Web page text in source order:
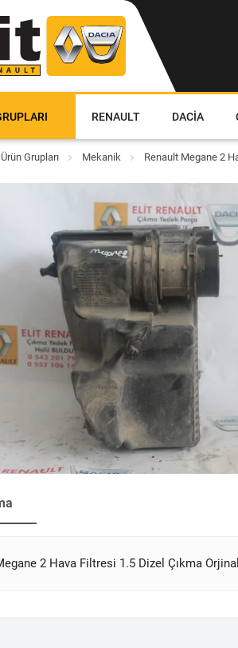
RENAULT DACIA
Ürün Grupları Mekanik Renault Megane 2
2 Hava Filtresi 1.5 Dizel Çıkma Orjinal